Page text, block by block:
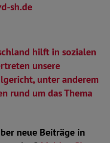
sh.de
hilft in sozialen
unsere
unter anderem
rund um das Thema
neue Beiträge in